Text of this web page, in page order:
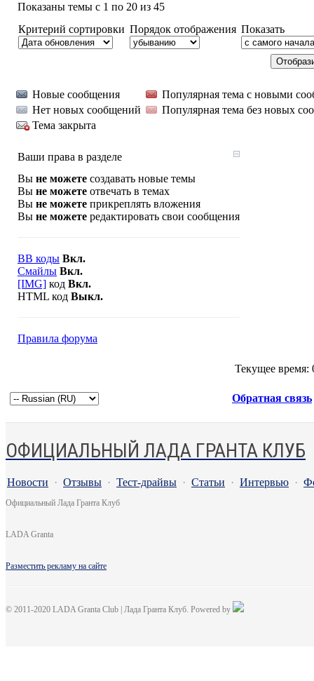
Показаны темы с 1 по 20 из 45
Критерий сортировки Порядок отображения Показать
Новые сообщения
Популярная тема с новыми
Нет новых сообщений
Популярная тема без новых
Тема закрыта
Ваши права в разделе
Вы не можете создавать новые темы
Вы не можете отвечать в темах
Вы не можете прикреплять вложения
Вы не можете редактировать свои сообщения
BB коды Вкл.
Смайлы Вкл.
[IMG] код Вкл.
HTML код Выкл.
Правила форума
Текущее время:
Обратная связь
ОФИЦИАЛЬНЫЙ ЛАДА ГРАНТА КЛУБ
Новости · Отзывы · Тест-драйвы · Статьи · Интервью ·
Официальный Лада Гранта Клуб
LADA Granta
Разместить рекламу на сайте
© 2011-2020 LADA Granta Club | Лада Гранта Клуб. Powered by